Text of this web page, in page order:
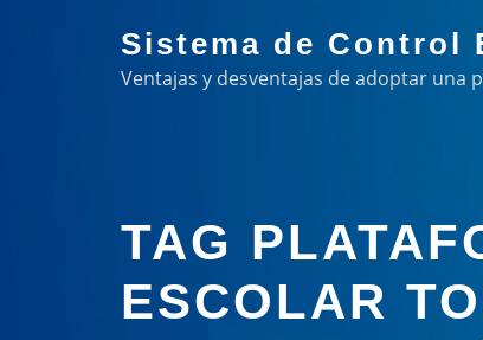
Sistema de Control
Ventajas y desventajas de adoptar una
TAG
ESCOLAR